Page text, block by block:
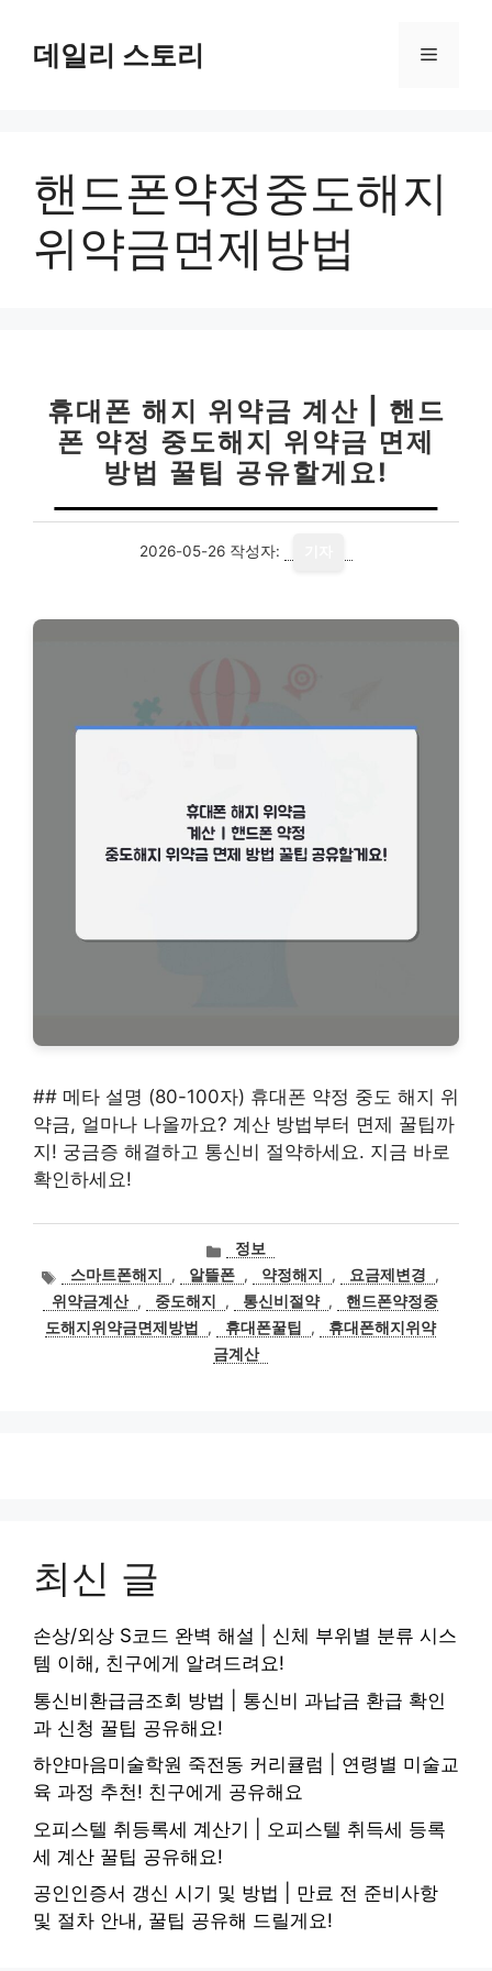
데일리 스토리 메
핸드폰약정중도해지
위약금면제방법
휴대폰 해지 위약금 계산 | 핸드
폰 약정 중도해지 위약금 면제
방법 꿀팁 공유할게요!
2026-05-26 작성자:
## 메타 설명 (80-100자) 휴대폰 약정 중도 해지 위
약금, 얼마나 나올까요? 계산 방법부터 면제 꿀팁까
지! 궁금증 해결하고 통신비 절약하세요. 지금 바로
확인하세요!
카
테
고
리
정보
태
그
스마트폰해지 , 알뜰폰 , 약정해지 , 요금제변경
,
위약금계산 , 중도해지 , 통신비절약 ,
핸드폰약정중
도해지위약금면제방법
, 휴대폰꿀팁 ,
휴대폰해지위약
금계산
최신 글
손상/외상 S코드 완벽 해설 | 신체 부위별 분류 시스
템 이해, 친구에게 알려드려요!
통신비환급금조회 방법 | 통신비 과납금 환급 확인
과 신청 꿀팁 공유해요!
하얀마음미술학원 죽전동 커리큘럼 | 연령별 미술교
육 과정 추천! 친구에게 공유해요
오피스텔 취등록세 계산기 | 오피스텔 취득세 등록
세 계산 꿀팁 공유해요!
공인인증서 갱신 시기 및 방법 | 만료 전 준비사항
및 절차 안내, 꿀팁 공유해 드릴게요!